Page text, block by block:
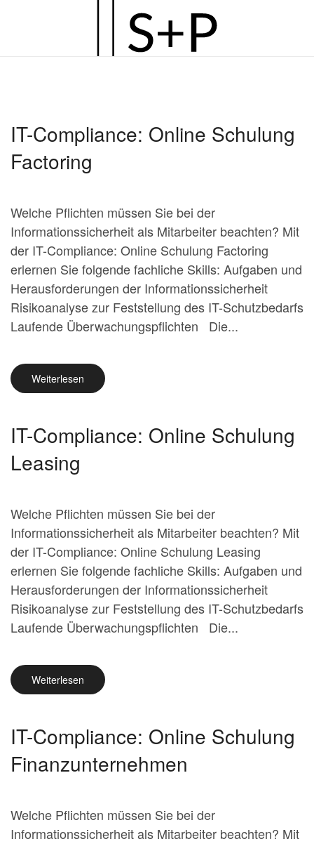
IT-Compliance: Online Schulung
Factoring
Welche Pflichten müssen Sie bei der
Informationssicherheit als Mitarbeiter beachten? Mit
der IT-Compliance: Online Schulung Factoring
erlernen Sie folgende fachliche Skills: Aufgaben und
Herausforderungen der Informationssicherheit
Risikoanalyse zur Feststellung des IT-Schutzbedarfs
Laufende Überwachungspflichten Die...
Weiterlesen
IT-Compliance: Online Schulung
Leasing
Welche Pflichten müssen Sie bei der
Informationssicherheit als Mitarbeiter beachten? Mit
der IT-Compliance: Online Schulung Leasing
erlernen Sie folgende fachliche Skills: Aufgaben und
Herausforderungen der Informationssicherheit
Risikoanalyse zur Feststellung des IT-Schutzbedarfs
Laufende Überwachungspflichten Die...
Weiterlesen
IT-Compliance: Online Schulung
Finanzunternehmen
Welche Pflichten müssen Sie bei der
Informationssicherheit als Mitarbeiter beachten? Mit